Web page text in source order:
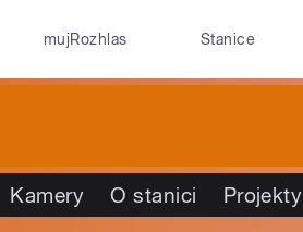
mujRozhlas Stanice
Kamery O stanici Projekty